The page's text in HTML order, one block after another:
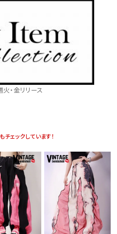
・金リリース
ェックしています！